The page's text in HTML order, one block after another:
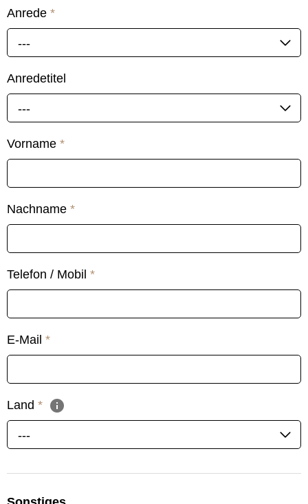
Anrede *
---
Anredetitel
---
Vorname *
Nachname *
Telefon / Mobil *
E-Mail *
Land *
---